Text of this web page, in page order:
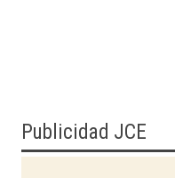
Publicidad JCE